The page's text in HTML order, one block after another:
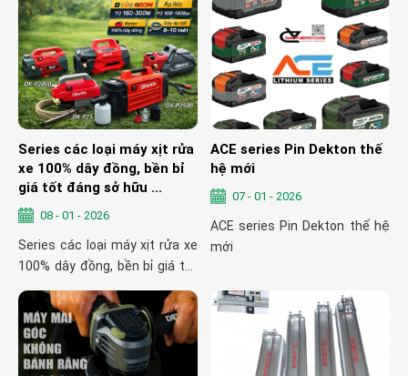
Series các loại máy xịt rửa
xe 100% dây đồng, bền bỉ
giá tốt đáng sở hữu ...
08 - 01 - 2026
Series các loại máy xịt rửa xe
100% dây đồng, bền bỉ giá tốt
ACE series Pin Dekton thế
hệ mới
07 - 01 - 2026
ACE series Pin Dekton thế hệ
mới